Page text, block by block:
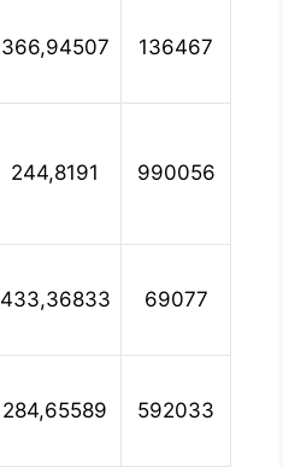
366,94507 136467
244,8191 990056
433,36833 69077
284,65589 592033